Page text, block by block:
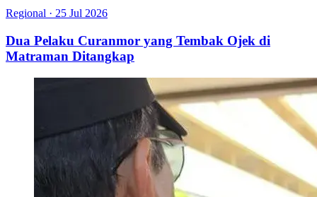
Regional · 25 Jul 2026
Dua Pelaku Curanmor yang Tembak Ojek di
Matraman Ditangkap